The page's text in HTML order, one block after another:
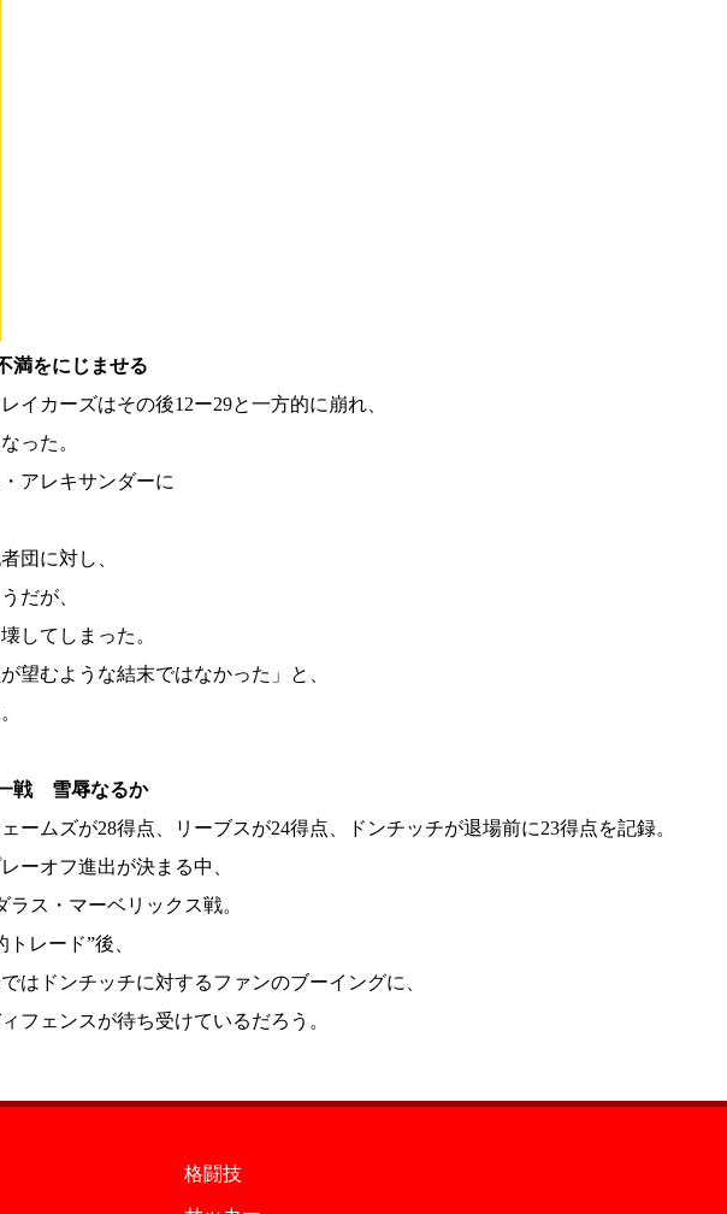
満をにじませる
イカーズはその後12ー29と一方的に崩れ、
った。
アレキサンダーに
団に対し、
だが、
してしまった。
望むような結末ではなかった」と、
戦 雪辱なるか
ームズが28得点、リーブスが24得点、ドンチッチが退場前に23得点を記録。
ーオフ進出が決まる中、
ス・マーベリックス戦。
レード”後、
はドンチッチに対するファンのブーイングに、
フェンスが待ち受けているだろう。
格闘技